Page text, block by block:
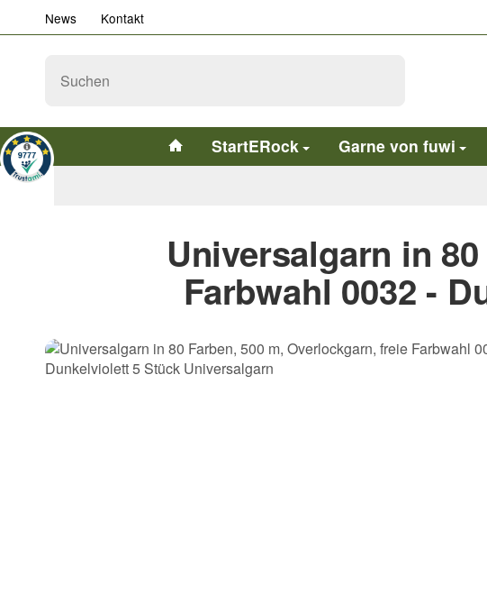
News Kontakt
StartERock Garne von fuwi
Universalgarn in
Farbwahl 0032 -